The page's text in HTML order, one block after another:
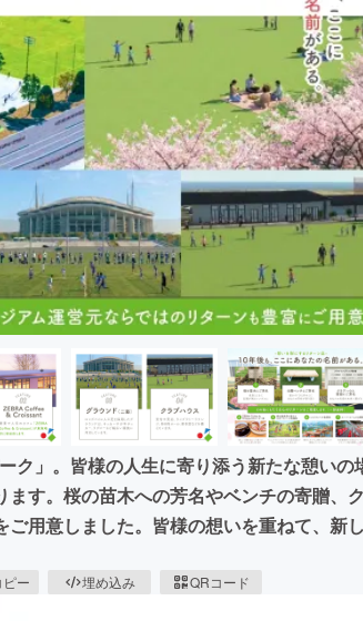
チャレンジ ビ
CAMPFIRE for Social Good
CAMPFIREふるさと納税machi-yaコ
ク」。皆様の人生に寄り添う新たな憩いの
す。桜の苗木への芳名やベンチの寄贈、ク
用意しました。皆様の想いを重ねて、新し
ー 埋め込み QRコード